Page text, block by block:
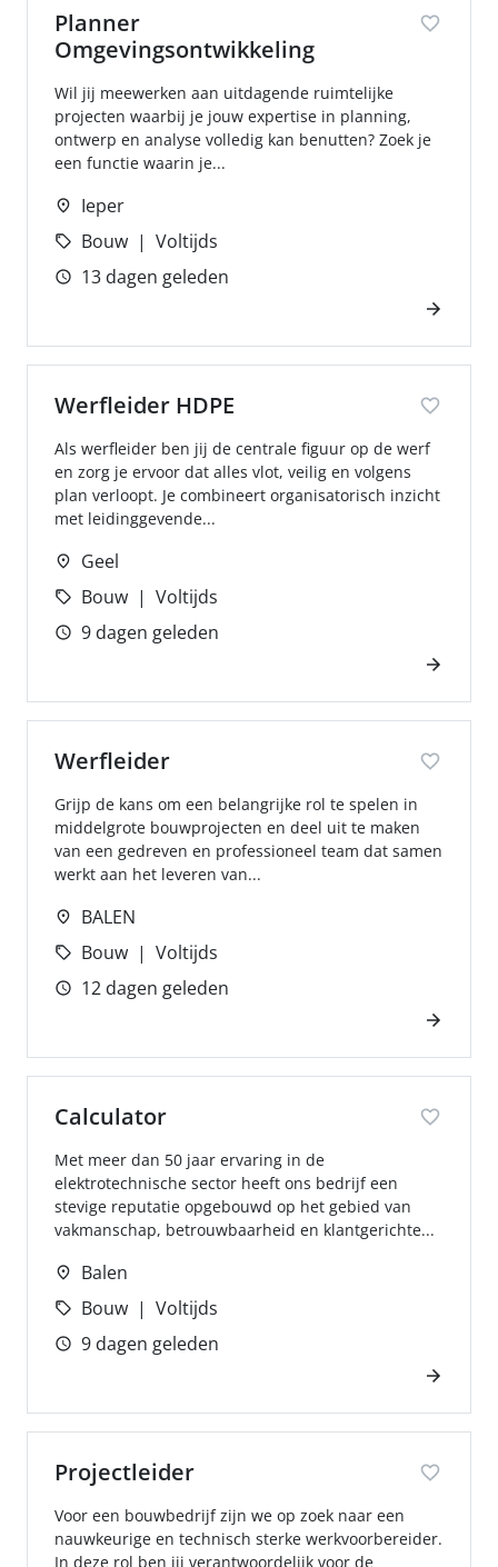
Planner
Omgevingsontwikkeling
Wil jij meewerken aan uitdagende ruimtelijke
projecten waarbij je jouw expertise in planning,
ontwerp en analyse volledig kan benutten? Zoek je
een functie waarin je...
Ieper
Bouw
Voltijds
13 dagen geleden
Werfleider HDPE
Als werfleider ben jij de centrale figuur op de werf
en zorg je ervoor dat alles vlot, veilig en volgens
plan verloopt. Je combineert organisatorisch inzicht
met leidinggevende...
Geel
Bouw
Voltijds
9 dagen geleden
Werfleider
Grijp de kans om een belangrijke rol te spelen in
middelgrote bouwprojecten en deel uit te maken
van een gedreven en professioneel team dat samen
werkt aan het leveren van...
BALEN
Bouw
Voltijds
12 dagen geleden
Calculator
Met meer dan 50 jaar ervaring in de
elektrotechnische sector heeft ons bedrijf een
stevige reputatie opgebouwd op het gebied van
vakmanschap, betrouwbaarheid en klantgerichte...
Balen
Bouw
Voltijds
9 dagen geleden
Projectleider
Voor een bouwbedrijf zijn we op zoek naar een
nauwkeurige en technisch sterke werkvoorbereider.
In deze rol ben jij verantwoordelijk voor de